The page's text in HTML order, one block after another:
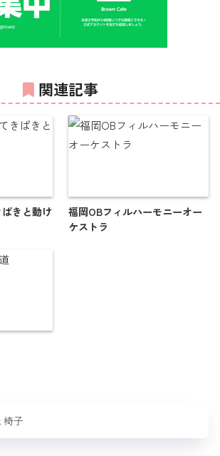
関連記事
きと動け
福岡OBフィルハーモニーオー
ケストラ
椅子